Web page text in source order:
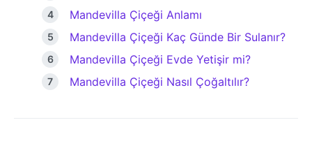
Mandevilla Çiçeği Anlamı
Mandevilla Çiçeği Kaç Günde Bir Sulanır?
Mandevilla Çiçeği Evde Yetişir mi?
Mandevilla Çiçeği Nasıl Çoğaltılır?